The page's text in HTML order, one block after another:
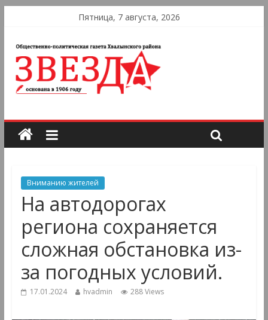
Пятница, 7 августа, 2026
Вниманию жителей
На автодорогах
региона сохраняется
сложная обстановка из-
за погодных условий.
17.01.2024 hvadmin 288 Views